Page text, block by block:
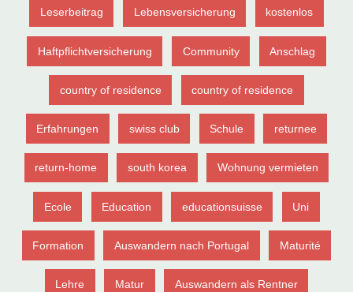
Leserbeitrag Lebensversicherung kostenlos
Haftpflichtversicherung Community Anschlag
country of residence country of residence
Erfahrungen swiss club Schule returnee
return-home south korea Wohnung vermieten
Ecole Education educationsuisse Uni
Formation Auswandern nach Portugal Maturité
Lehre Matur Auswandern als Rentner